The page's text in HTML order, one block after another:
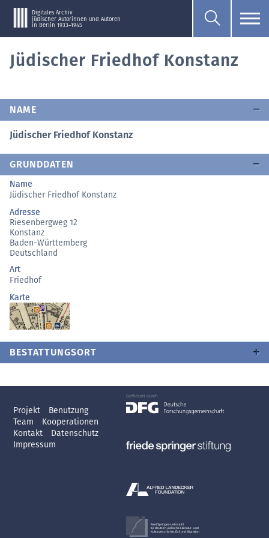
Digitales Archiv
jüdischer Autorinnen und Autoren
in Berlin 1933–1945
Jüdischer Friedhof Konstanz
NAME
Jüdischer Friedhof Konstanz
GRUNDDATEN
Name
Jüdischer Friedhof Konstanz
Adresse
Riesenbergweg 12
Konstanz
Baden-Württemberg
Deutschland
Art
Friedhof
Karte
BESTATTUNGSORT
Projekt
Benutzung
Team
Kooperationen
Kontakt
Datenschutz
Impressum
Axel Springer-Lehrstuhl
für deutsch-jüdische Literatur- und
Kulturgeschichte, Exil und Migration